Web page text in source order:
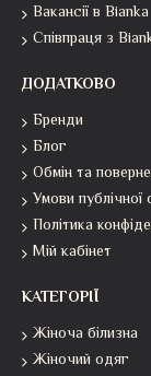
Вакансії в Bianka
Співпраця з
ДОДАТКОВО
Бренди
Блог
Обмін та
Умови публічної
Політика
Мій кабінет
КАТЕГОРІЇ
Жіноча білизна
Жіночий одяг